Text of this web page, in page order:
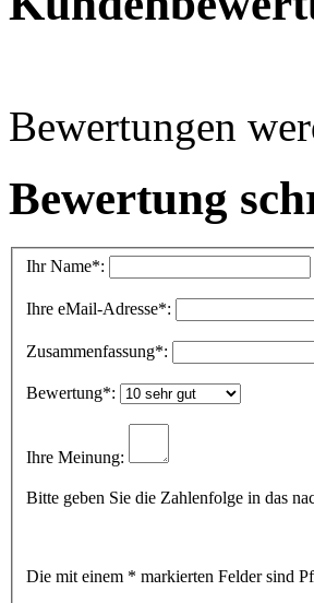
Bewertungen
Bewertung
Ihr Name*:
Ihre eMail-Adresse*:
Zusammenfassung*:
Bewertung*:
Ihre Meinung:
Bitte geben Sie die Zahlenfolge in das
Die mit einem * markierten Felder sind